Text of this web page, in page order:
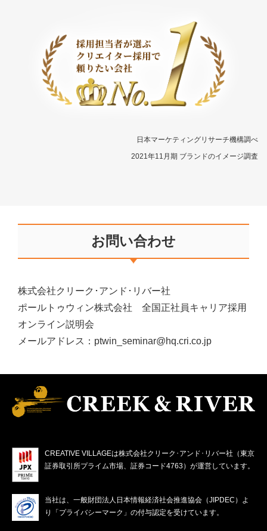
日本マーケティングリサーチ機構調べ
2021年11月期 ブランドのイメージ調査
お問い合わせ
株式会社クリーク･アンド･リバー社
ポールトゥウィン株式会社 全国正社員キャリア採用
オンライン説明会
メールアドレス：ptwin_seminar@hq.cri.co.jp
CREATIVE VILLAGEは株式会社クリーク･アンド･リバー社（東京
証券取引所プライム市場、証券コード4763）が運営しています。
当社は、一般財団法人日本情報経済社会推進協会（JIPDEC）よ
り「プライバシーマーク」の付与認定を受けています。